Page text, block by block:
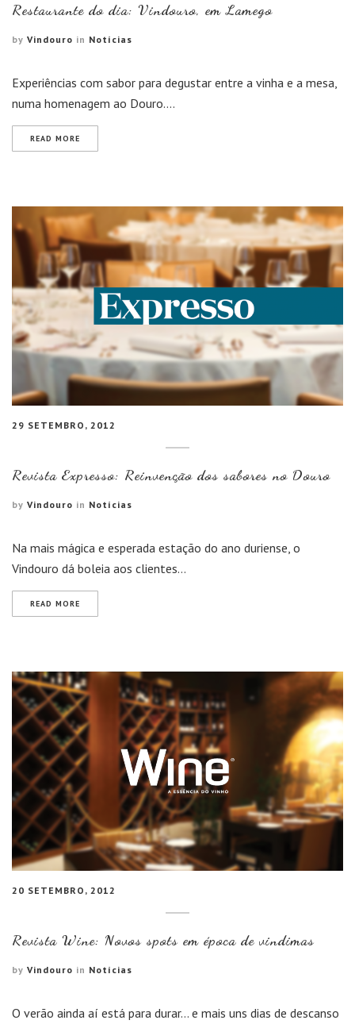
Restaurante do dia: Vindouro, em Lamego
by Vindouro in Notícias
Experiências com sabor para degustar entre a vinha e a mesa,
numa homenagem ao Douro….
READ MORE
29 SETEMBRO, 2012
Revista Expresso: Reinvenção dos sabores no Douro
by Vindouro in Notícias
Na mais mágica e esperada estação do ano duriense, o
Vindouro dá boleia aos clientes…
READ MORE
20 SETEMBRO, 2012
Revista Wine: Novos spots em época de vindimas
by Vindouro in Notícias
O verão ainda aí está para durar… e mais uns dias de descanso